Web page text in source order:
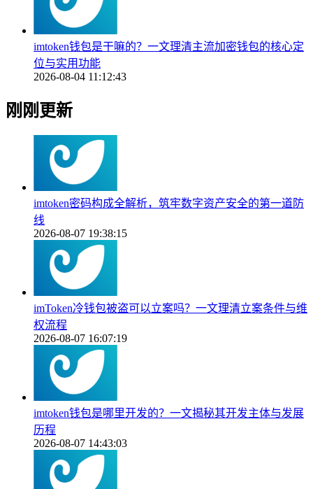
imtoken钱包是干嘛的？一文理清主流加密钱包的核心定
位与实用功能
2026-08-04 11:12:43
刚刚更新
imtoken密码构成全解析，筑牢数字资产安全的第一道防
线
2026-08-07 19:38:15
imToken冷钱包被盗可以立案吗？一文理清立案条件与维
权流程
2026-08-07 16:07:19
imtoken钱包是哪里开发的？一文揭秘其开发主体与发展
历程
2026-08-07 14:43:03